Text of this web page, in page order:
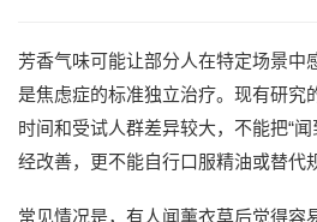
芳香气味可能让部分人在特定场景中
是焦虑症的标准独立治疗。现有研究
时间和受试人群差异较大，不能把“
经改善，更不能自行口服精油或替代
常见情况是，有人闻薰衣草后觉得容